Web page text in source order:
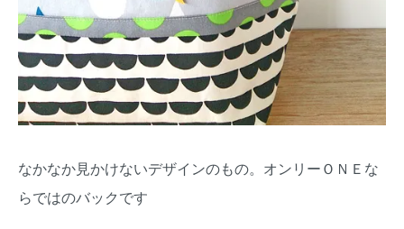
なかなか見かけないデザインのもの。オンリーＯＮＥな
らではのバックです